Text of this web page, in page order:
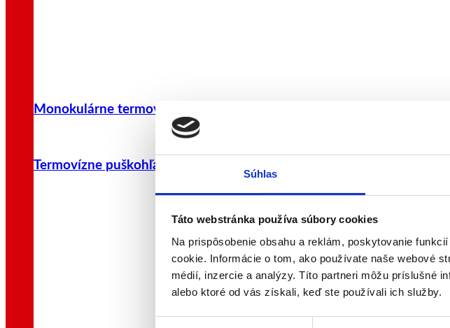
Súhlas
Táto webstránka používa súbory cookies
Na prispôsobenie obsahu a reklám, poskytovanie
cookie. Informácie o tom, ako používate naše webové
médií, inzercie a analýzy. Títo partneri môžu príslušné
alebo ktoré od vás získali, keď ste používali ich služby.
Monokulárne termovízie
Termovízne puškohľady